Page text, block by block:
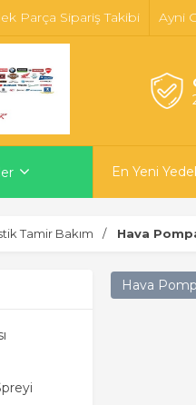
Parça Sipariş Takibi Ayni
En Yeni
Tamir Bakım Hava
Hava